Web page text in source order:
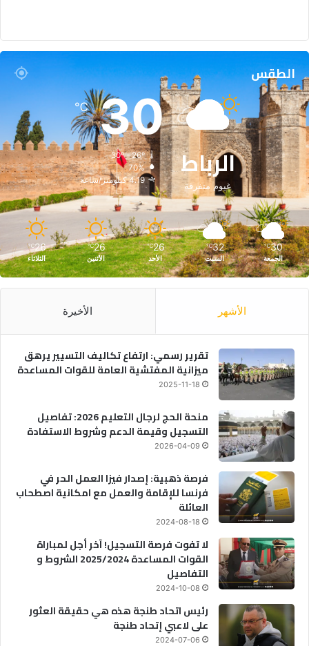
الطقس
الرباط
غيوم متفرقة
30
℃
30º - 26º
70%
4.19 كيلومتر/ساعة
30
℃
الجمعة
32
℃
السبت
26
℃
الأحد
26
℃
الأثنين
26
℃
الثلاثاء
الأشهر الأخيرة
تقرير رسمي: ارتفاع تكاليف التسيير يرهق
ميزانية المفتشية العامة للقوات المساعدة
2025-11-18
منحة الحج لرجال التعليم 2026: تفاصيل
التسجيل وقيمة الدعم وشروط الاستفادة
2026-04-09
فرصة ذهبية: إصدار فيزا العمل الحر في
فرنسا للإقامة والعمل مع امكانية اصطحاب
العائلة
2024-08-18
لا تفوت فرصة التسجيل! آخر أجل لمباراة
القوات المساعدة 2025/2024 الشروط و
التفاصيل
2024-10-08
رئيس اتحاد طنجة هذه هي حقيقة العثور
على لاعبي إتحاد طنجة
2024-07-06